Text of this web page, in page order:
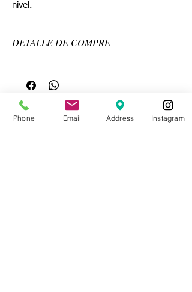
nivel.
DETALLE DE COMPRE
Phone Email Address Instagram